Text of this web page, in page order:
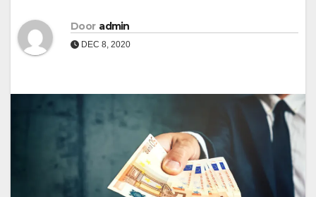
Door admin
DEC 8, 2020